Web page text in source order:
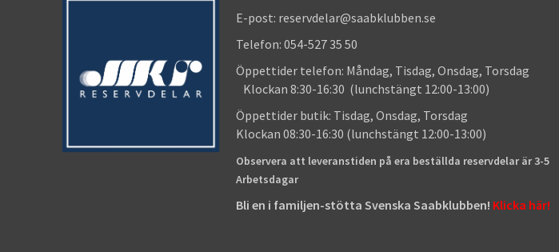
E-post: reservdelar@saabklubben.se
Telefon: 054-527 35 50
Öppettider telefon: Måndag, Tisdag, Onsdag, Torsdag
Klockan 8:30-16:30 (lunchstängt 12:00-13:00)
Öppettider butik: Tisdag, Onsdag, Torsdag
Klockan 08:30-16:30 (lunchstängt 12:00-13:00)
Observera att leveranstiden på era beställda reservdelar är 3-5
Arbetsdagar
Bli en i familjen-stötta Svenska Saabklubben! Klicka här!